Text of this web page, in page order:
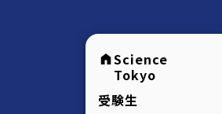
Science
Tokyo
受験生